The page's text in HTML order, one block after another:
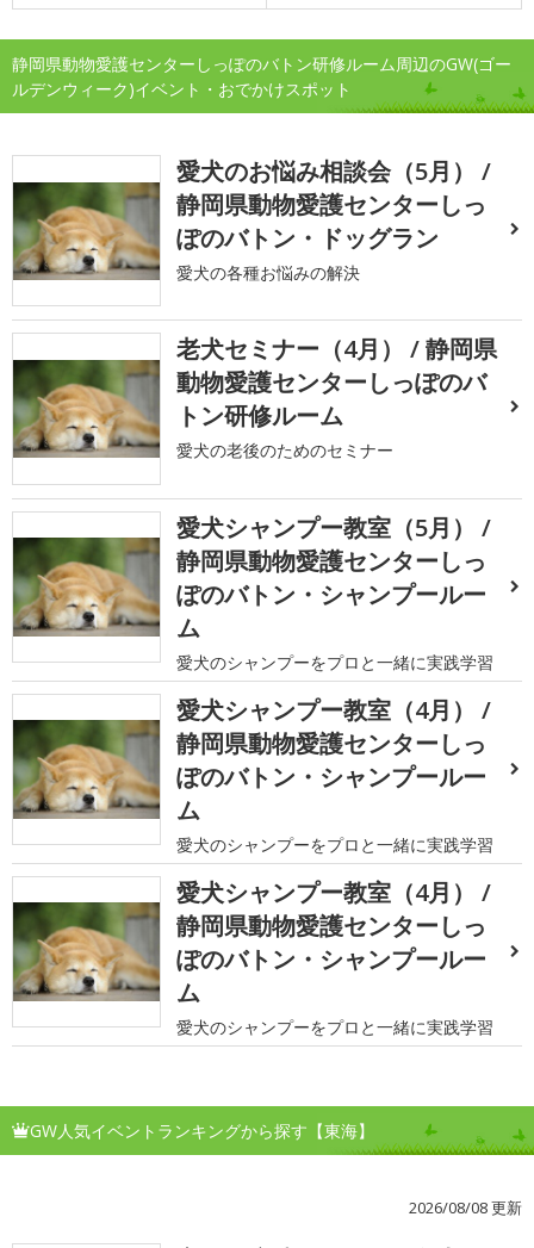
静岡県動物愛護センターしっぽのバトン研修ルーム周辺のGW(ゴー
ルデンウィーク)イベント・おでかけスポット
愛犬のお悩み相談会（5月） /
静岡県動物愛護センターしっ
ぽのバトン・ドッグラン
愛犬の各種お悩みの解決
老犬セミナー（4月） / 静岡県
動物愛護センターしっぽのバ
トン研修ルーム
愛犬の老後のためのセミナー
愛犬シャンプー教室（5月） /
静岡県動物愛護センターしっ
ぽのバトン・シャンプールー
ム
愛犬のシャンプーをプロと一緒に実践学習
愛犬シャンプー教室（4月） /
静岡県動物愛護センターしっ
ぽのバトン・シャンプールー
ム
愛犬のシャンプーをプロと一緒に実践学習
愛犬シャンプー教室（4月） /
静岡県動物愛護センターしっ
ぽのバトン・シャンプールー
ム
愛犬のシャンプーをプロと一緒に実践学習
GW人気イベントランキングから探す【東海】
2026/08/08 更新